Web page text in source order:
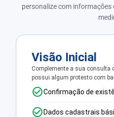
personalize com
Visão Inicial
Complemente a sua consulta
possui algum protesto com
Confirmação de
Dados cadastrais